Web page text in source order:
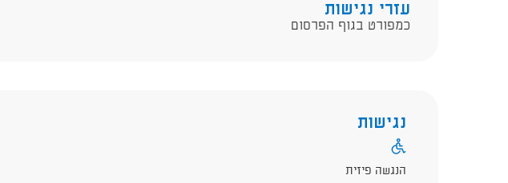
עזרי נגישות
כמפורט בגוף הפרסום
נגישות
הנגשה פיזית